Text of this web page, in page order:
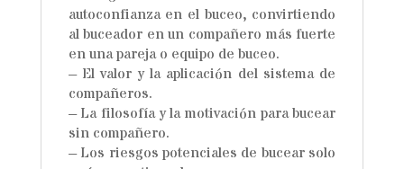
autoconfianza en el buceo, convirtiendo
al buceador en un compañero más fuerte
en una pareja o equipo de buceo.
– El valor y la aplicación del sistema de
compañeros.
– La filosofía y la motivación para bucear
sin compañero.
– Los riesgos potenciales de bucear solo